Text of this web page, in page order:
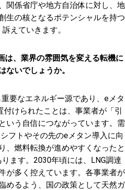
関係省庁や地方自治体に対し、地
生の核となるポテンシャルを持つ
えていきます。
、業界の雰囲気を変える転機に
ないでしょうか。
要なエネルギー源であり、eメタ
付けられたことは、事業者が「引
いう自信につながっています。需
フトやその先のeメタン導入に向
、燃料転換が進めやすくなったと
ます。2030年頃には、LNG調達
が多く控えています。各事業者が
めるよう、国の政策として天然ガ